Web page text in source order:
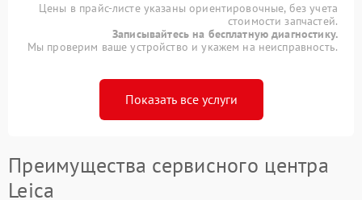
Цены в прайс-листе указаны ориентировочные, без учета
стоимости запчастей.
Записывайтесь на бесплатную диагностику.
Мы проверим ваше устройство и укажем на неисправность.
Показать все услуги
Преимущества сервисного центра
Leica